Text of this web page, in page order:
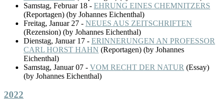
Samstag, Februar 18 - EHRUNG EINES CHEMNITZERS
(Reportagen) (by Johannes Eichenthal)
Freitag, Januar 27 - NEUES AUS ZEITSCHRIFTEN
(Rezension) (by Johannes Eichenthal)
Dienstag, Januar 17 - ERINNERUNGEN AN PROFESSOR
CARL HORST HAHN (Reportagen) (by Johannes
Eichenthal)
Samstag, Januar 07 - VOM RECHT DER NATUR (Essay)
(by Johannes Eichenthal)
2022